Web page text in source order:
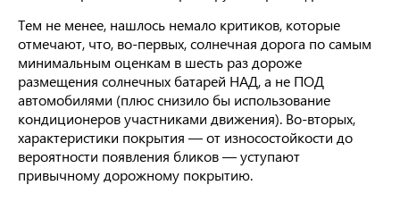
Тем не менее, нашлось немало критиков, которые
отмечают, что, во-первых, солнечная дорога по самым
минимальным оценкам в шесть раз дороже
размещения солнечных батарей НАД, а не ПОД
автомобилями (плюс снизило бы использование
кондиционеров участниками движения). Во-вторых,
характеристики покрытия — от износостойкости до
вероятности появления бликов — уступают
привычному дорожному покрытию.